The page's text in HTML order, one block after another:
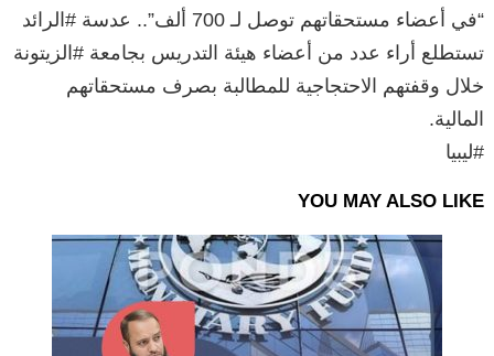
“في أعضاء مستحقاتهم توصل لـ 700 ألف”.. عدسة #الرائد
تستطلع أراء عدد من أعضاء هيئة التدريس بجامعة #الزيتونة
خلال وقفتهم الاحتجاجية للمطالبة بصرف مستحقاتهم
المالية.
#ليبيا
YOU MAY ALSO LIKE